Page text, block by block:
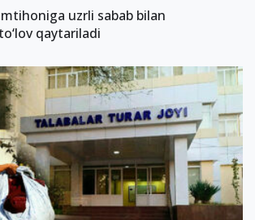
uzrli sabab bilan
qaytariladi